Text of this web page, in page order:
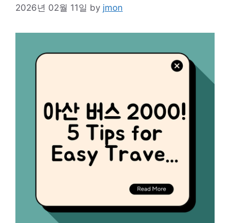
2026년 02월 11일 by jmon